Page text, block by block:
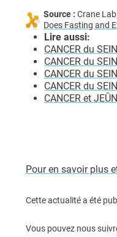
Source : Crane
Does Fasting and
Lire aussi:
CANCER du
CANCER du
CANCER du
CANCER du
CANCER et
Pour en savoir plus
Cette actualité a été
Vous pouvez nous